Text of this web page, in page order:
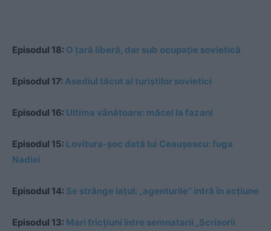
Episodul 18: O țară liberă, dar sub ocupație sovietică
Episodul 17: Asediul tăcut al turiștilor sovietici
Episodul 16: Ultima vânătoare: măcel la fazani
Episodul 15: Lovitura-şoc dată lui Ceauşescu: fuga
Nadiei
Episodul 14: Se strânge lațul: „agenturile” intră în acțiune
Episodul 13: Mari fricțiuni între semnatarii „Scrisorii